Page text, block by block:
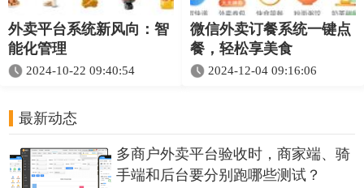
外卖平台系统新风向：智
能化管理
2024-10-22 09:40:54
微信外卖订餐系统一键点
餐，轻松享美食
2024-12-04 09:16:06
最新动态
多商户外卖平台验收时，商家端、骑
手端和后台要分别跑哪些测试？